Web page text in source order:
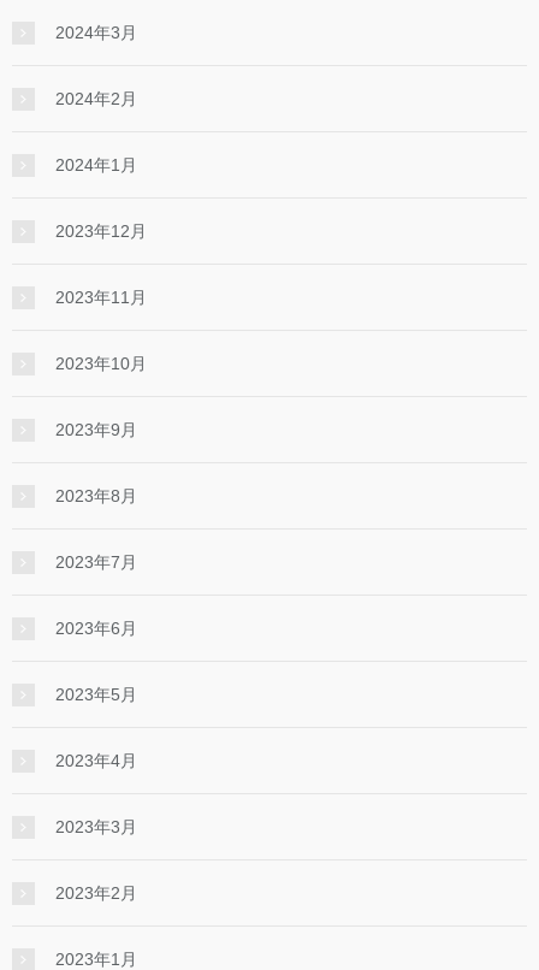
2024年3月
2024年2月
2024年1月
2023年12月
2023年11月
2023年10月
2023年9月
2023年8月
2023年7月
2023年6月
2023年5月
2023年4月
2023年3月
2023年2月
2023年1月